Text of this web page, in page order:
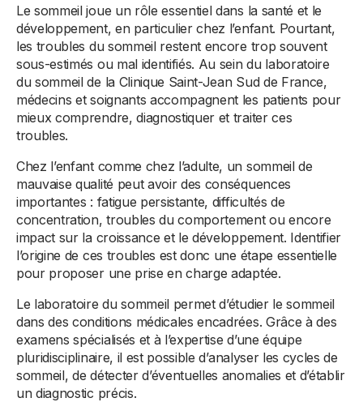
Le sommeil joue un rôle essentiel dans la santé et le
développement, en particulier chez l’enfant. Pourtant,
les troubles du sommeil restent encore trop souvent
sous-estimés ou mal identifiés. Au sein du laboratoire
du sommeil de la Clinique Saint-Jean Sud de France,
médecins et soignants accompagnent les patients pour
mieux comprendre, diagnostiquer et traiter ces
troubles.
Chez l’enfant comme chez l’adulte, un sommeil de
mauvaise qualité peut avoir des conséquences
importantes : fatigue persistante, difficultés de
concentration, troubles du comportement ou encore
impact sur la croissance et le développement. Identifier
l’origine de ces troubles est donc une étape essentielle
pour proposer une prise en charge adaptée.
Le laboratoire du sommeil permet d’étudier le sommeil
dans des conditions médicales encadrées. Grâce à des
examens spécialisés et à l’expertise d’une équipe
pluridisciplinaire, il est possible d’analyser les cycles de
sommeil, de détecter d’éventuelles anomalies et d’établir
un diagnostic précis.